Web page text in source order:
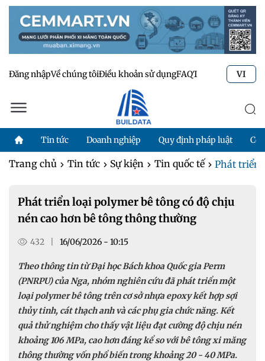
Đăng nhậpVề chúng tôiĐiều khoản sử dụngFAQTư vấn kỹ thuật
VI
Tin tức Doanh nghiệp Quy định pháp luật
Trang chủ Tin tức Sự kiện Tin quốc tế Phát triển
Phát triển loại polymer bê tông có độ chịu
nén cao hơn bê tông thông thường
432 16/06/2026 - 10:15
Theo thông tin từ Đại học Bách khoa Quốc gia Perm
(PNRPU) của Nga, nhóm nghiên cứu đã phát triển một
loại polymer bê tông trên cơ sở nhựa epoxy kết hợp sợi
thủy tinh, cát thạch anh và các phụ gia chức năng. Kết
quả thử nghiệm cho thấy vật liệu đạt cường độ chịu nén
khoảng 106 MPa, cao hơn đáng kể so với bê tông xi măng
thông thường vốn phổ biến trong khoảng 20 - 40 MPa.